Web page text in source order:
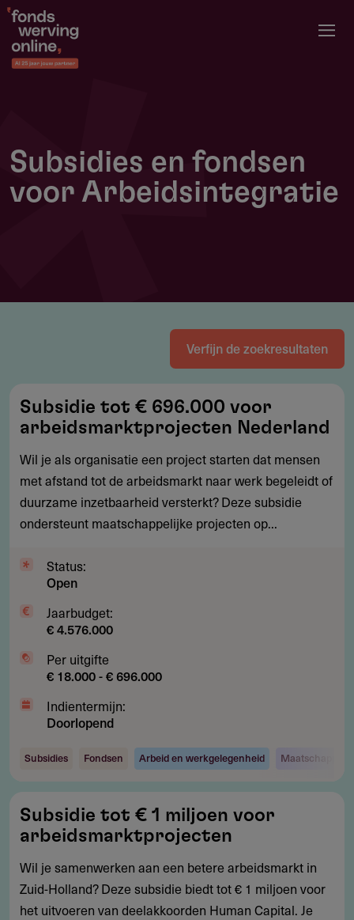
Overslaan
naar
de
Subsidies en fondsen
voor Arbeidsintegratie
Verfijn de zoekresultaten
tot
€
696.000
voor
arbeidsmarktprojecten
Nederland
Subsidie tot € 696.000 voor
arbeidsmarktprojecten Nederland
Wil je als organisatie een project starten dat mensen
met afstand tot de arbeidsmarkt naar werk begeleidt of
duurzame inzetbaarheid versterkt? Deze subsidie
ondersteunt maatschappelijke projecten op...
Status:
Open
Jaarbudget:
€ 4.576.000
Per uitgifte
€ 18.000 - € 696.000
Indientermijn:
Doorlopend
Subsidies Fondsen Arbeid en werkgelegenheid Maatschappij
tot
€
1
miljoen
voor
Subsidie tot € 1 miljoen voor
arbeidsmarktprojecten
Wil je samenwerken aan een betere arbeidsmarkt in
Zuid-Holland? Deze subsidie biedt tot € 1 miljoen voor
het uitvoeren van deelakkoorden Human Capital. Je